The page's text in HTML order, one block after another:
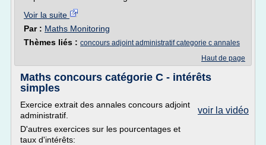
Voir la suite
Par : Maths Monitoring
Thèmes liés : concours adjoint administratif categorie c annales
Haut de page
Maths concours catégorie C - intérêts
simples
voir la vidéo
Exercice extrait des annales concours adjoint
administratif.
D'autres exercices sur les pourcentages et
taux d'intérêts: